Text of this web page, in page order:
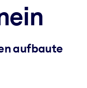
aufbaute